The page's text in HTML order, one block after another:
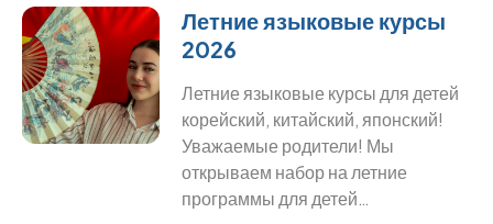
Летние языковые курсы
2026
Летние языковые курсы для детей
корейский, китайский, японский!
Уважаемые родители! Мы
открываем набор на летние
программы для детей…